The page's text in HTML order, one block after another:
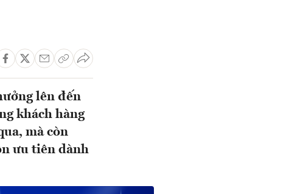
lên đến
khách hàng
mà còn
ưu tiên dành